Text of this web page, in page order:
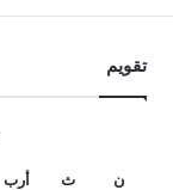
تقويم
ن ث أرب